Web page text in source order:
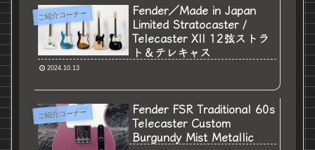
ご紹介コーナー
Fender／Made in Japan
Limited Stratocaster /
Telecaster XII 12弦ストラ
ト＆テレキャス
2024.10.13
ご紹介コーナー
Fender FSR Traditional 60s
Telecaster Custom
Burgundy Mist Metallic